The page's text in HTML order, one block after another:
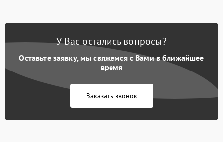
У Вас остались вопросы?
Оставьте заявку, мы свяжемся с Вами в ближайшее
время
Заказать звонок